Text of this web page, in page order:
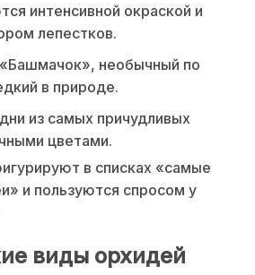
интенсивной окраской и
лепестков.
необычный по
в природе.
из самых причудливых
цветами.
в списках «самые
и пользуются спросом у
виды орхидей